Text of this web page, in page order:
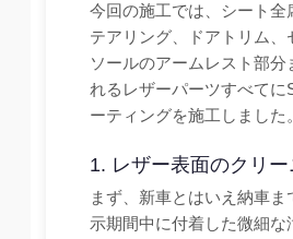
今回の施工では、シート全
テアリング、ドアトリム、
ソールのアームレスト部分
れるレザーパーツすべてに
ーティングを施工しました
1. レザー表面のクリ
まず、新車とはいえ納車ま
示期間中に付着した微細な